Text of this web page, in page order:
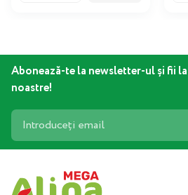
Abonează-te la newsletter-ul și fii
noastre!